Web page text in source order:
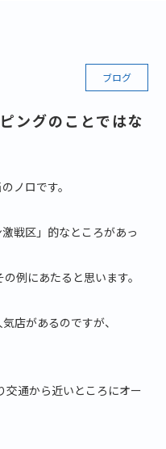
ブログ
ングのことではな
ノロです。
戦区」的なところがあっ
例にあたると思います。
店があるのですが、
交通から近いところにオー